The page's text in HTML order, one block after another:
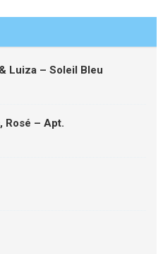
Luiza – Soleil Bleu
Rosé – Apt.